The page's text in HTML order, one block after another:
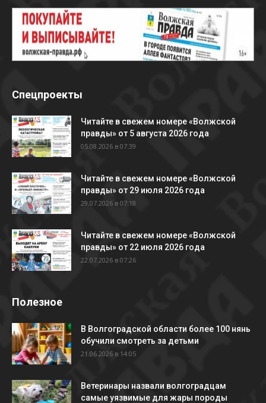
Спецпроекты
Читайте в свежем номере «Волжской
правды» от 5 августа 2026 года
05.08.2026 в 07:39
Читайте в свежем номере «Волжской
правды» от 29 июля 2026 года
29.07.2026 в 07:18
Читайте в свежем номере «Волжской
правды» от 22 июля 2026 года
22.07.2026 в 07:26
Полезное
В Волгоградской области более 100 нянь
обучили смотреть за детьми
21.06.2026 в 14:05
Ветеринары назвали волгоградцам
самые уязвимые для жары породы